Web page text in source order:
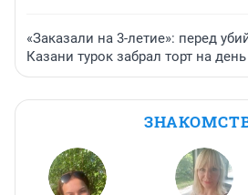
«Заказали на 3-летие»: перед
Казани турок забрал торт на